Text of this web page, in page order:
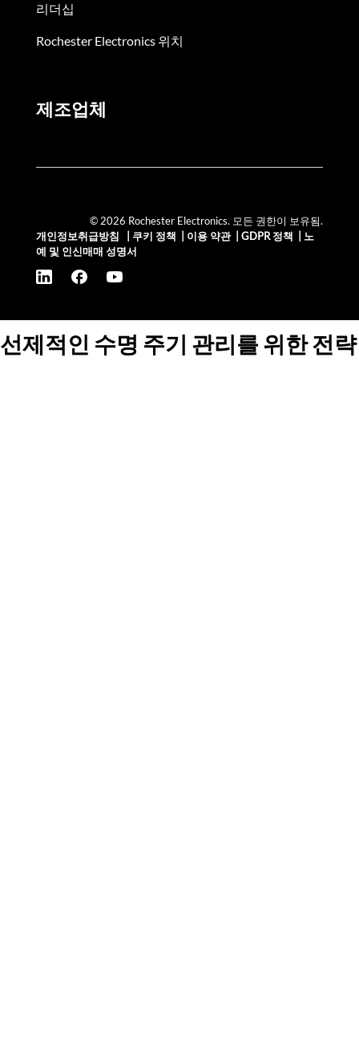
리더십
Rochester Electronics 위치
제조업체
© 2026 Rochester Electronics. 모든 권한이 보유됨.
개인정보취급방침
쿠키 정책 이용 약관| GDPR 정책
노
예 및 인신매매 성명서
선제적인 수명 주기 관리를 위한 전략